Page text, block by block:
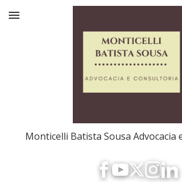
Monticelli Batista Sousa Advocacia